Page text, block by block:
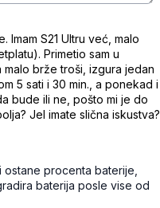
Imam S21 Ultru već, malo
Primetio sam u
brže troši, izgura jedan
5 sati i 30 min., a ponekad i
bude ili ne, pošto mi je do
Jel imate slična iskustva?
procenta baterije,
baterija posle vise od